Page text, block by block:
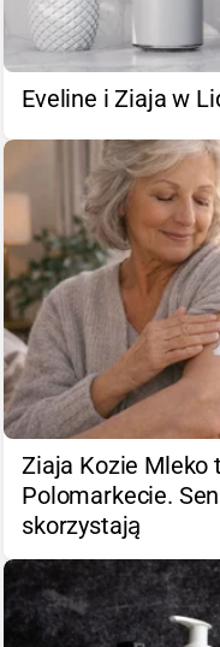
Eveline i Ziaja w
Ziaja Kozie Mleko
Polomarkecie.
skorzystają